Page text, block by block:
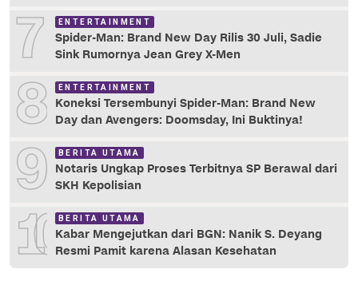
7 ENTERTAINMENT
Spider-Man: Brand New Day Rilis 30 Juli, Sadie
Sink Rumornya Jean Grey X-Men
8 ENTERTAINMENT
Koneksi Tersembunyi Spider-Man: Brand New
Day dan Avengers: Doomsday, Ini Buktinya!
9 BERITA UTAMA
Notaris Ungkap Proses Terbitnya SP Berawal dari
SKH Kepolisian
10 BERITA UTAMA
Kabar Mengejutkan dari BGN: Nanik S. Deyang
Resmi Pamit karena Alasan Kesehatan